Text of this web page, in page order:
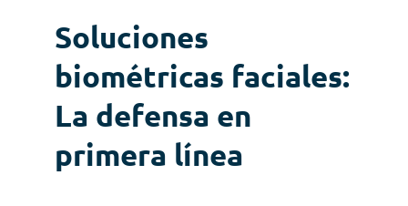
Soluciones
biométricas faciales:
La defensa en
primera línea